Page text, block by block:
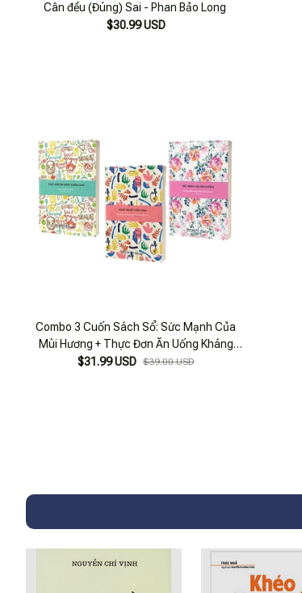
Cân đều (Đúng) Sai - Phan Bảo Long
$30.99 USD
Combo 3 Cuốn Sách Sổ: Sức Mạnh Của
Mùi Hương + Thực Đơn Ăn Uống Kháng
Viêm + Nghệ Thuật Chữa Lành
$31.99 USD $39.00 USD